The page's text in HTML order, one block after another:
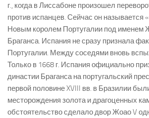
г., когда в Лиссабоне произошел
против испанцев. Сейчас он называется
Новым королем Португалии под именем
Браганса. Испания не сразу признала
Португалии. Между соседями вновь
Только в 1668 г. Испания официально
династии Браганса на португальский
первой половине XVIII вв. в Бразилии
месторождения золота и драгоценных
обстоятельство сделало двор Жоао V